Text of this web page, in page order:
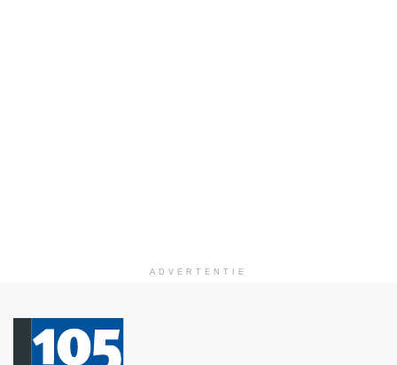
ADVERTENTIE